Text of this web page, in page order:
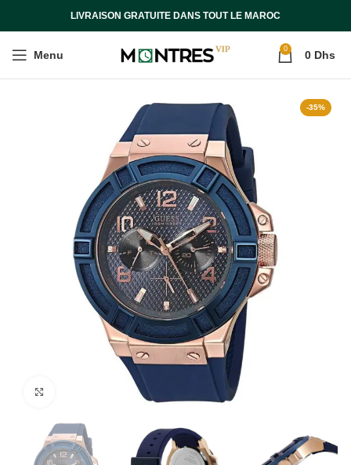
LIVRAISON GRATUITE DANS TOUT LE MAROC
Menu 0 0 Dhs
-35%